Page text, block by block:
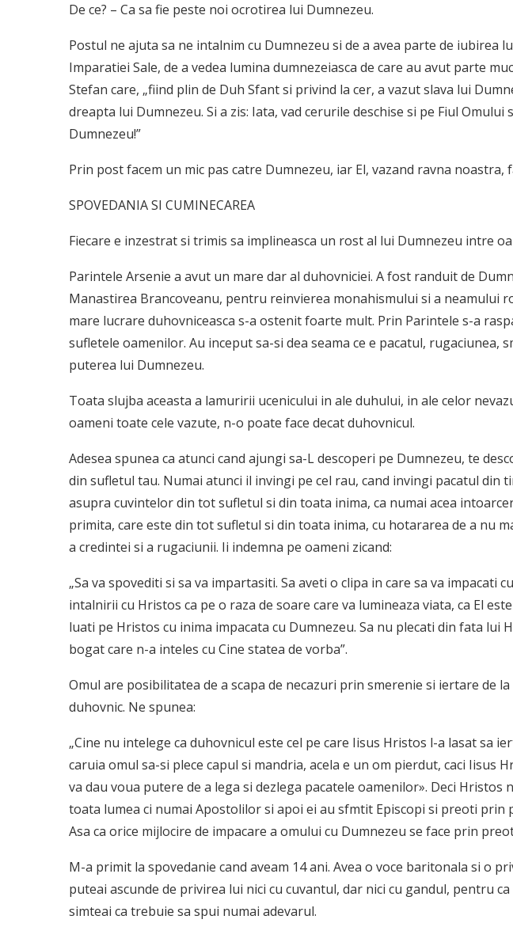
De ce? – Ca sa fie peste noi ocrotirea lui Dumnezeu.
Postul ne ajuta sa ne intalnim cu Dumnezeu si de a avea parte de iubirea
Impara­tiei Sale, de a vedea lumina dumnezeiasca de care au avut parte
Stefan care, „fiind plin de Duh Sfant si privind la cer, a vazut slava lui
dreapta lui Dumnezeu. Si a zis: Iata, vad cerurile deschise si pe Fiul Omului
Dumnezeu!”
Prin post facem un mic pas catre Dumnezeu, iar El, vazand ravna noastra,
SPOVEDANIA SI CUMINECAREA
Fiecare e inzestrat si trimis sa implineasca un rost al lui Dumnezeu intre
Parintele Arsenie a avut un mare dar al duhovniciei. A fost randuit de
Manastirea Brancoveanu, pentru reinvierea monahismului si a neamului
mare lucrare duhov­niceasca s-a ostenit foarte mult. Prin Parintele s-a
sufletele oamenilor. Au inceput sa-si dea seama ce e pacatul, rugaciunea,
puterea lui Dumnezeu.
Toata slujba aceasta a lamuririi ucenicului in ale duhului, in ale celor
oameni toate cele vazute, n-o poate face decat duhovnicul.
Adesea spunea ca atunci cand ajungi sa-L descoperi pe Dumnezeu, te
din sufletul tau. Numai atunci il invingi pe cel rau, cand invingi pacatul din
asupra cuvintelor din tot sufletul si din toata inima, ca numai acea
primita, care este din tot sufletul si din toata inima, cu hotararea de a nu
a credintei si a rugaciunii. Ii indemna pe oameni zicand:
„Sa va spovediti si sa va impartasiti. Sa aveti o clipa in care sa va impacati
intalnirii cu Hristos ca pe o raza de soare care va lumineaza viata, ca El
luati pe Hristos cu inima impacata cu Dumnezeu. Sa nu plecati din fata lui
bogat care n-a inteles cu Cine statea de vorba”.
Omul are posibilitatea de a scapa de necazuri prin sme­renie si iertare de
duhovnic. Ne spunea:
„Cine nu intelege ca duhovnicul este cel pe care Iisus Hristos l-a lasat sa
caruia omul sa-si ple­ce capul si mandria, acela e un om pierdut, caci Iisus
va dau voua putere de a lega si dezlega pacatele oamenilor». Deci Hristos
toata lumea ci numai Apostolilor si apoi ei au sfmtit Episcopi si preoti prin
Asa ca orice mijlocire de impacare a omului cu Dumnezeu se face prin
M-a primit la spovedanie cand aveam 14 ani. Avea o voce baritonala si o
puteai ascunde de privirea lui nici cu cuvantul, dar nici cu gandul, pentru
simteai ca trebuie sa spui numai adevarul.